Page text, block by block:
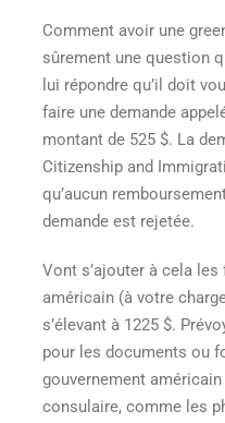
Comment avoir une
sûrement une question
lui répondre qu’il doit
faire une demande
montant de 525 $. La
Citizenship and
qu’aucun
demande est rejetée.
Vont s’ajouter à cela
américain (à votre
s’élevant à 1225 $.
pour les documents ou
gouvernement
consulaire, comme les